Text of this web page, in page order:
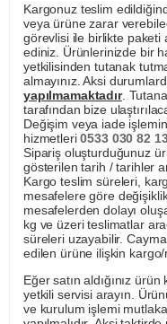
Kargonuz teslim
veya ürüne zarar
görevlisi ile birlikte
ediniz. Ürünlerinizde bir
yetkilisinden tutanak
almayınız. Aksi
yapılmamaktadır.
tarafından bize
Değişim veya iade
hizmetleri0533 030 82
Sipariş oluşturduğunuz
gösterilen tarih / tarihler
Kargo teslim süreleri,
mesafelere göre
mesafelerden dolayı
kg ve üzeri teslimatlar
süreleri uzayabilir.
edilen ürüne ilişkin
Eğer satın aldığınız
yetkili servisi arayın.
ve kurulum işlemi